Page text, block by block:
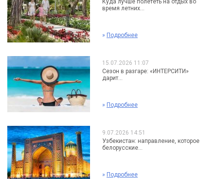
Куда лучше полететь на отдых во
время летних...
» Подробнее
15.07.2026 11:07
Сезон в разгаре: «ИНТЕРСИТИ»
дарит...
» Подробнее
9.07.2026 14:51
Узбекистан: направление, которое
белорусские...
» Подробнее